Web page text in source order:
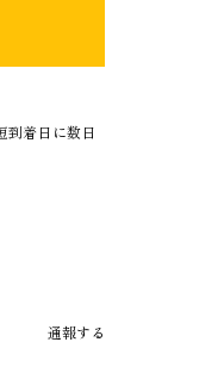
着日に数日
通報する